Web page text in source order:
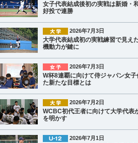
女子代表結成後初の実戦は新婚・
好投で連勝
2026年7月3日
大学代表結成初の実戦練習で見え
機動力が鍵に
2026年7月3日
W杯8連覇に向けて侍ジャパン女
た新たな目標とは
2026年7月2日
WCBC初代王者に向けて大学代表
を明かす
2026年7月1日